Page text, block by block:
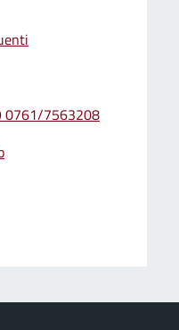
0761/7563208